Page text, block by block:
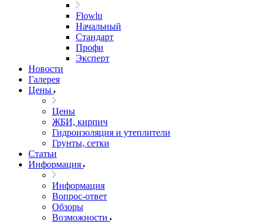
Flowlu
Начальный
Стандарт
Профи
Эксперт
Новости
Галерея
Цены
Цены
ЖБИ, кирпич
Гидроизоляция и утеплители
Грунты, сетки
Статьи
Информация
Информация
Вопрос-ответ
Обзоры
Возможности